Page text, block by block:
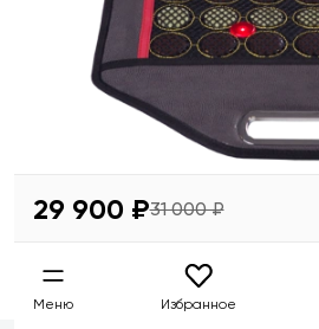
29 900 ₽31 000 ₽
Меню Избранное